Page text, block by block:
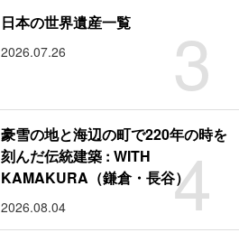
3
日本の世界遺産一覧
2026.07.26
4
豪雪の地と海辺の町で220年の時を
刻んだ伝統建築 : WITH
KAMAKURA（鎌倉・長谷）
2026.08.04